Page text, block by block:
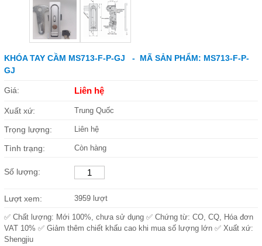
KHÓA TAY CẦM MS713-F-P-GJ - MÃ SẢN PHẨM: MS713-F-P-
GJ
Giá: Liên hệ
Xuất xứ: Trung Quốc
Trọng lượng: Liên hệ
Tình trạng: Còn hàng
Số lượng:
Lượt xem: 3959 lượt
✅ Chất lượng: Mới 100%, chưa sử dụng ✅ Chứng từ: CO, CQ, Hóa đơn
VAT 10% ✅ Giảm thêm chiết khấu cao khi mua số lượng lớn ✅ Xuất xứ:
Shengjiu